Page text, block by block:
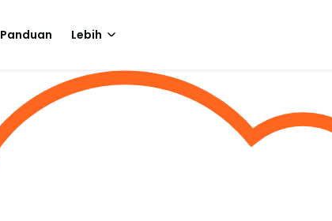
Panduan Lebih